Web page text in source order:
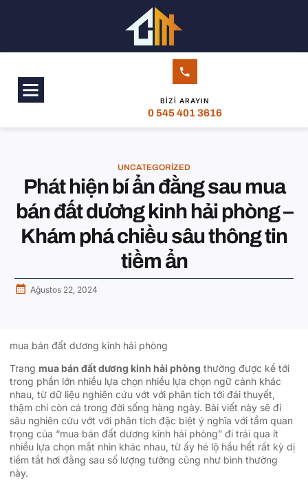
BIZI ARAYIN
0 545 401 3616
UNCATEGORIZED
Phát hiện bí ẩn đằng sau mua
bán đất dương kinh hải phòng –
Khám phá chiều sâu thông tin
tiềm ẩn
Ağustos 22, 2024
mua bán đất dương kinh hải phòng
Trang mua bán đất dương kinh hải phòng thường được kể tới
trong phần lớn nhiều lựa chọn nhiều lựa chọn ngữ cảnh khác
nhau, từ dữ liệu nghiên cứu vớt với phân tích tới đái thuyết,
thậm chí còn cả trong đời sống hàng ngày. Bài viết này sẽ đi
sâu nghiên cứu vớt với phân tích đặc biệt ý nghĩa với tầm quan
trọng của “mua bán đất dương kinh hải phòng” đi trải qua ít
nhiều lựa chọn mắt nhìn khác nhau, từ ấy hé lộ hầu hết rất kỳ dị
tiềm tắt hơi đằng sau số lượng tưởng cũng như bình thường
này.